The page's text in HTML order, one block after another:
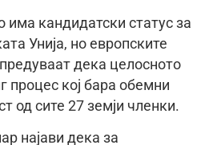
кандидатски статус за
Унија, но европските
дека целосното
процес кој бара обемни
од сите 27 земји членки.
најави дека за